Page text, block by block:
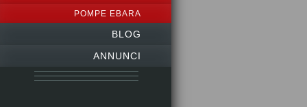
POMPE EBARA
BLOG
ANNUNCI